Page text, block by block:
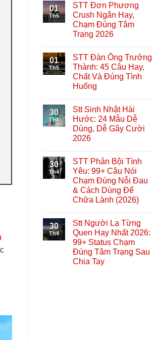
01
Th5
STT Đơn Phương
Crush Ngắn Hay,
Chạm Đúng Tâm
Trạng 2026
01
Th5
STT Đàn Ông Trưởng
Thành: 45 Câu Hay,
Chất Và Đúng Tình
Huống
30
Th4
Stt Sinh Nhật Hài
Hước: 24 Mẫu Dễ
Dùng, Dễ Gây Cười
2026
30
Th4
STT Phản Bội Tình
Yêu: 99+ Câu Nói
Chạm Đúng Nỗi Đau
& Cách Dùng Để
Chữa Lành (2026)
30
Th4
Stt Người Lạ Từng
Quen Hay Nhất 2026:
99+ Status Chạm
Đúng Tâm Trạng Sau
Chia Tay